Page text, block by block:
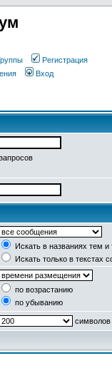
Регистрация
Вход
Искать в названиях тем
Искать только в текстах
по возрастанию
по убыванию